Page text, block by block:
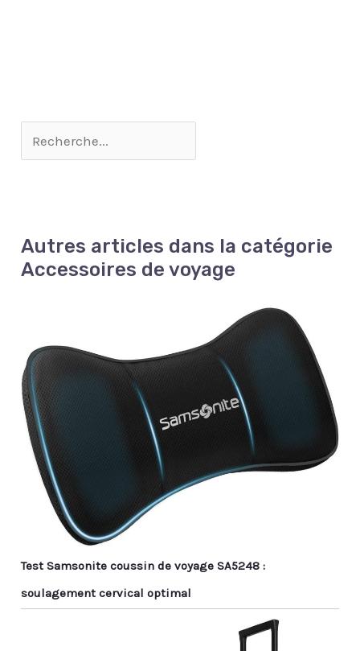
Autres articles dans la catégorie
Accessoires de voyage
Test Samsonite coussin de voyage SA5248 :
soulagement cervical optimal